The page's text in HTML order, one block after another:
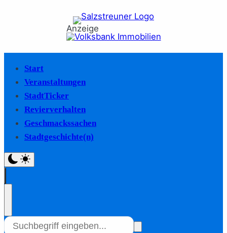
Anzeige
Start
Veranstaltungen
StadtTicker
Revierverhalten
Geschmackssachen
Stadtgeschichte(n)